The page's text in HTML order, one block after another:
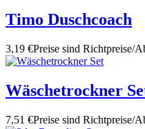
Timo Duschcoach
3,19 €Preise sind Richtpreise/
Wäschetrockner
7,51 €Preise sind Richtpreise/